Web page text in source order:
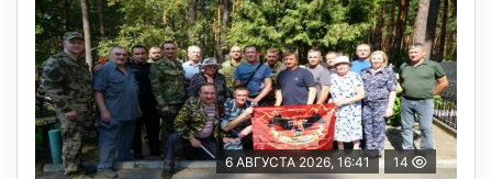
6 АВГУСТА 2026, 16:41 14